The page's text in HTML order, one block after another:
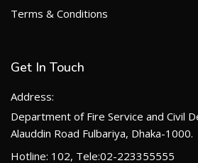
Terms & Conditions
Get In Touch
Address:
Department of Fire Service and Civil
Alauddin Road Fulbariya, Dhaka-1000.
Hotline: 102, Tele:02-223355555